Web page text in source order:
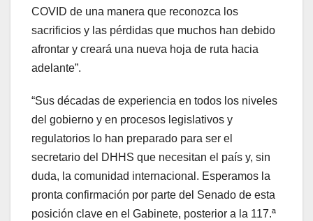
COVID de una manera que reconozca los
sacrificios y las pérdidas que muchos han debido
afrontar y creará una nueva hoja de ruta hacia
adelante”.
“Sus décadas de experiencia en todos los niveles
del gobierno y en procesos legislativos y
regulatorios lo han preparado para ser el
secretario del DHHS que necesitan el país y, sin
duda, la comunidad internacional. Esperamos la
pronta confirmación por parte del Senado de esta
posición clave en el Gabinete, posterior a la 117.ª